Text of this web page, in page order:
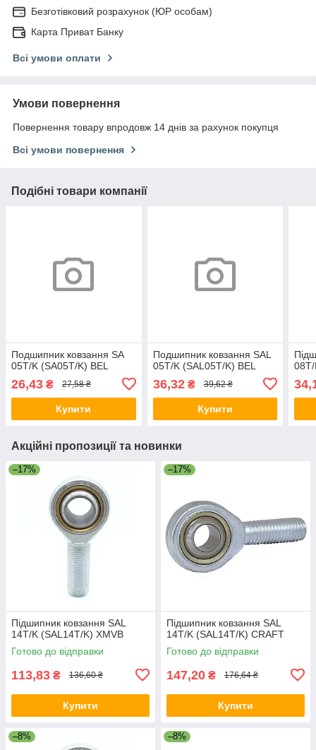
Безготівковий розрахунок (ЮР особам)
Карта Приват Банку
Всі умови оплати
Умови повернення
Повернення товару впродовж 14 днів за рахунок покупця
Всі умови повернення
Подібні товари компанії
Подшипник ковзання SA
05T/K (SA05T/K) BEL
26,43 ₴ 27,58 ₴
Купити
Подшипник ковзання SAL
05T/K (SAL05T/K) BEL
36,32₴ 39,62 ₴
Купити
Акційні пропозиції та новинки
–17%
Підшипник ковзання SAL
14T/K (SAL14T/K) XMVB
Готово до відправки
113,83 ₴ 136,60 ₴
Купити
–17%
Підшипник ковзання SAL
14T/K (SAL14T/K) CRAFT
Готово до відправки
147,20 ₴ 176,64 ₴
Купити
–8% –8%